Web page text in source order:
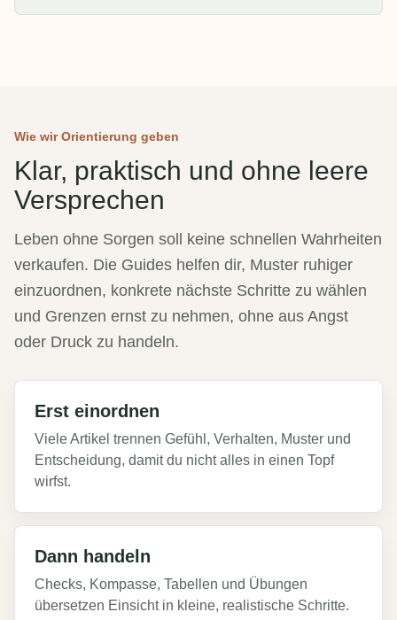
Wie wir Orientierung geben
Klar, praktisch und ohne leere
Versprechen
Leben ohne Sorgen soll keine schnellen Wahrheiten
verkaufen. Die Guides helfen dir, Muster ruhiger
einzuordnen, konkrete nächste Schritte zu wählen
und Grenzen ernst zu nehmen, ohne aus Angst
oder Druck zu handeln.
Erst einordnen
Viele Artikel trennen Gefühl, Verhalten, Muster und
Entscheidung, damit du nicht alles in einen Topf
wirfst.
Dann handeln
Checks, Kompasse, Tabellen und Übungen
übersetzen Einsicht in kleine, realistische Schritte.